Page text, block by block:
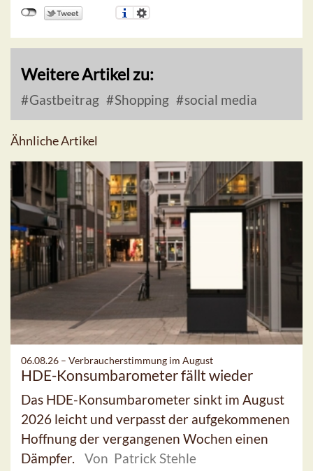
Weitere Artikel zu:
Gastbeitrag Shopping social media
Ähnliche Artikel
06.08.26 – Verbraucherstimmung im August
HDE-Konsumbarometer fällt wieder
Das HDE-Konsumbarometer sinkt im August
2026 leicht und verpasst der aufgekommenen
Hoffnung der vergangenen Wochen einen
Dämpfer.
Von Patrick Stehle